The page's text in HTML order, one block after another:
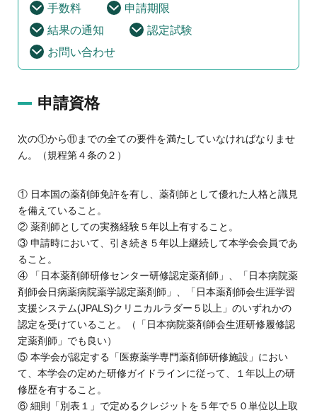
手数料
申請期限
結果の通知
認定試験
お問い合わせ
申請資格
次の①から⑪までの全ての要件を満たしていなければなりませ
ん。（規程第４条の２）
① 日本国の薬剤師免許を有し、薬剤師として優れた人格と識見
を備えていること。
② 薬剤師としての実務経験５年以上有すること。
③ 申請時において、引き続き５年以上継続して本学会会員であ
ること。
④ 「日本薬剤師研修センター研修認定薬剤師」、「日本病院薬
剤師会日病薬病院薬学認定薬剤師」、「日本薬剤師会生涯学習
支援システム(JPALS)クリニカルラダー５以上」のいずれかの
認定を受けていること。（「日本病院薬剤師会生涯研修履修認
定薬剤師」でも良い）
⑤ 本学会が認定する「医療薬学専門薬剤師研修施設」におい
て、本学会の定めた研修ガイドラインに従って、１年以上の研
修歴を有すること。
⑥ 細則「別表１」で定めるクレジットを５年で５０単位以上取